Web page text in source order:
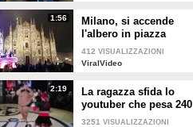
1:56
Milano, si accende
l'albero in piazza
Duomo
412 VISUALIZZAZIONI
ViralVideo
2:19
La ragazza sfida lo
youtuber che pesa 240
kg e lo mette KO
3251 VISUALIZZAZIONI